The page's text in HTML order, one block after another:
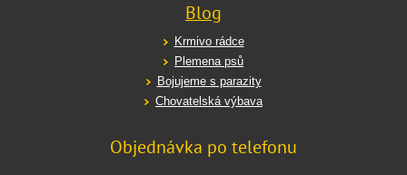
Blog
Krmivo rádce
Plemena psů
Bojujeme s parazity
Chovatelská výbava
Objednávka po telefonu